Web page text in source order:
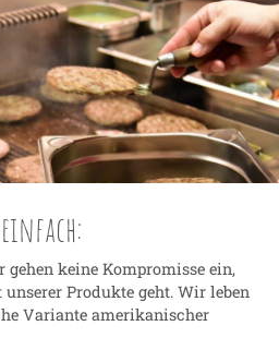
gehen keine Kompromisse ein,
Produkte geht. Wir leben
Variante amerikanischer